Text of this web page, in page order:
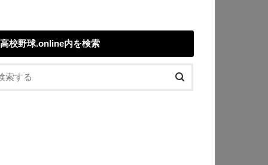
高校野球.online内を検索